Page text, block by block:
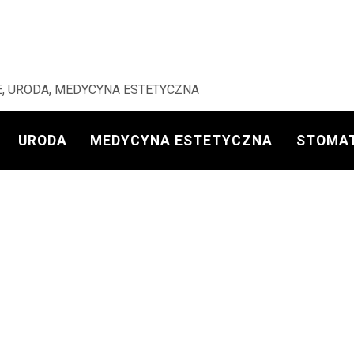
URODA, MEDYCYNA ESTETYCZNA
URODA MEDYCYNA ESTETYCZNA